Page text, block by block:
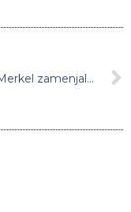
Angela Merkel zamenjala cepivo: po AstraZeneci v drugo odmerek Moderne